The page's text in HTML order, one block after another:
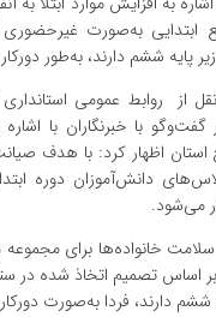
به‌صورت غیرحضوری
پایه ششم دارند، به‌طور
از روابط عمومی
با خبرنگاران با اشاره
استان اظهار کرد: با هدف
دانش‌آموزان دوره
می‌شود.
سلامت خانواده‌ها برای
بر اساس تصمیم اتخاذ شده در
ششم دارند، فردا به‌صورت